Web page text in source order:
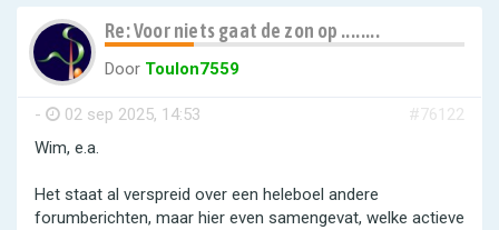
Re: Voor niets gaat de zon op ........
Door Toulon7559
- 02 sep 2025, 14:53
#76122
Wim, e.a.
Het staat al verspreid over een heleboel andere
forumberichten, maar hier even samengevat, welke actieve